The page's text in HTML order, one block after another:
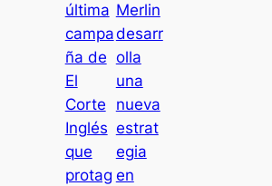
última
campa
ña de
El
Corte
Inglés
que
protag
Merlin
desarr
olla
una
nueva
estrat
egia
en